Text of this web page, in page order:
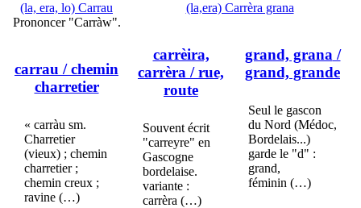
(la, era, lo) Carrau
Prononcer "Carràw".
carrau / chemin
charretier
« carràu sm.
Charretier
(vieux) ; chemin
charretier ;
chemin creux ;
ravine (…)
(la,era) Carrèra grana
carrèira,
carrèra / rue,
route
Souvent écrit
"carreyre" en
Gascogne
bordelaise.
variante :
carrèra (…)
grand, grana /
grand, grande
Seul le gascon
du Nord (Médoc,
Bordelais...)
garde le "d" :
grand,
féminin (…)